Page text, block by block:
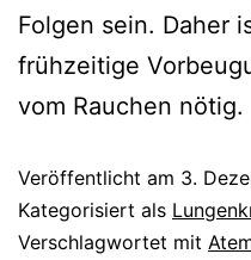
Folgen sein. Daher
frühzeitige
vom Rauchen nötig.
Veröffentlicht am 3.
Kategorisiert als
Verschlagwortet mit